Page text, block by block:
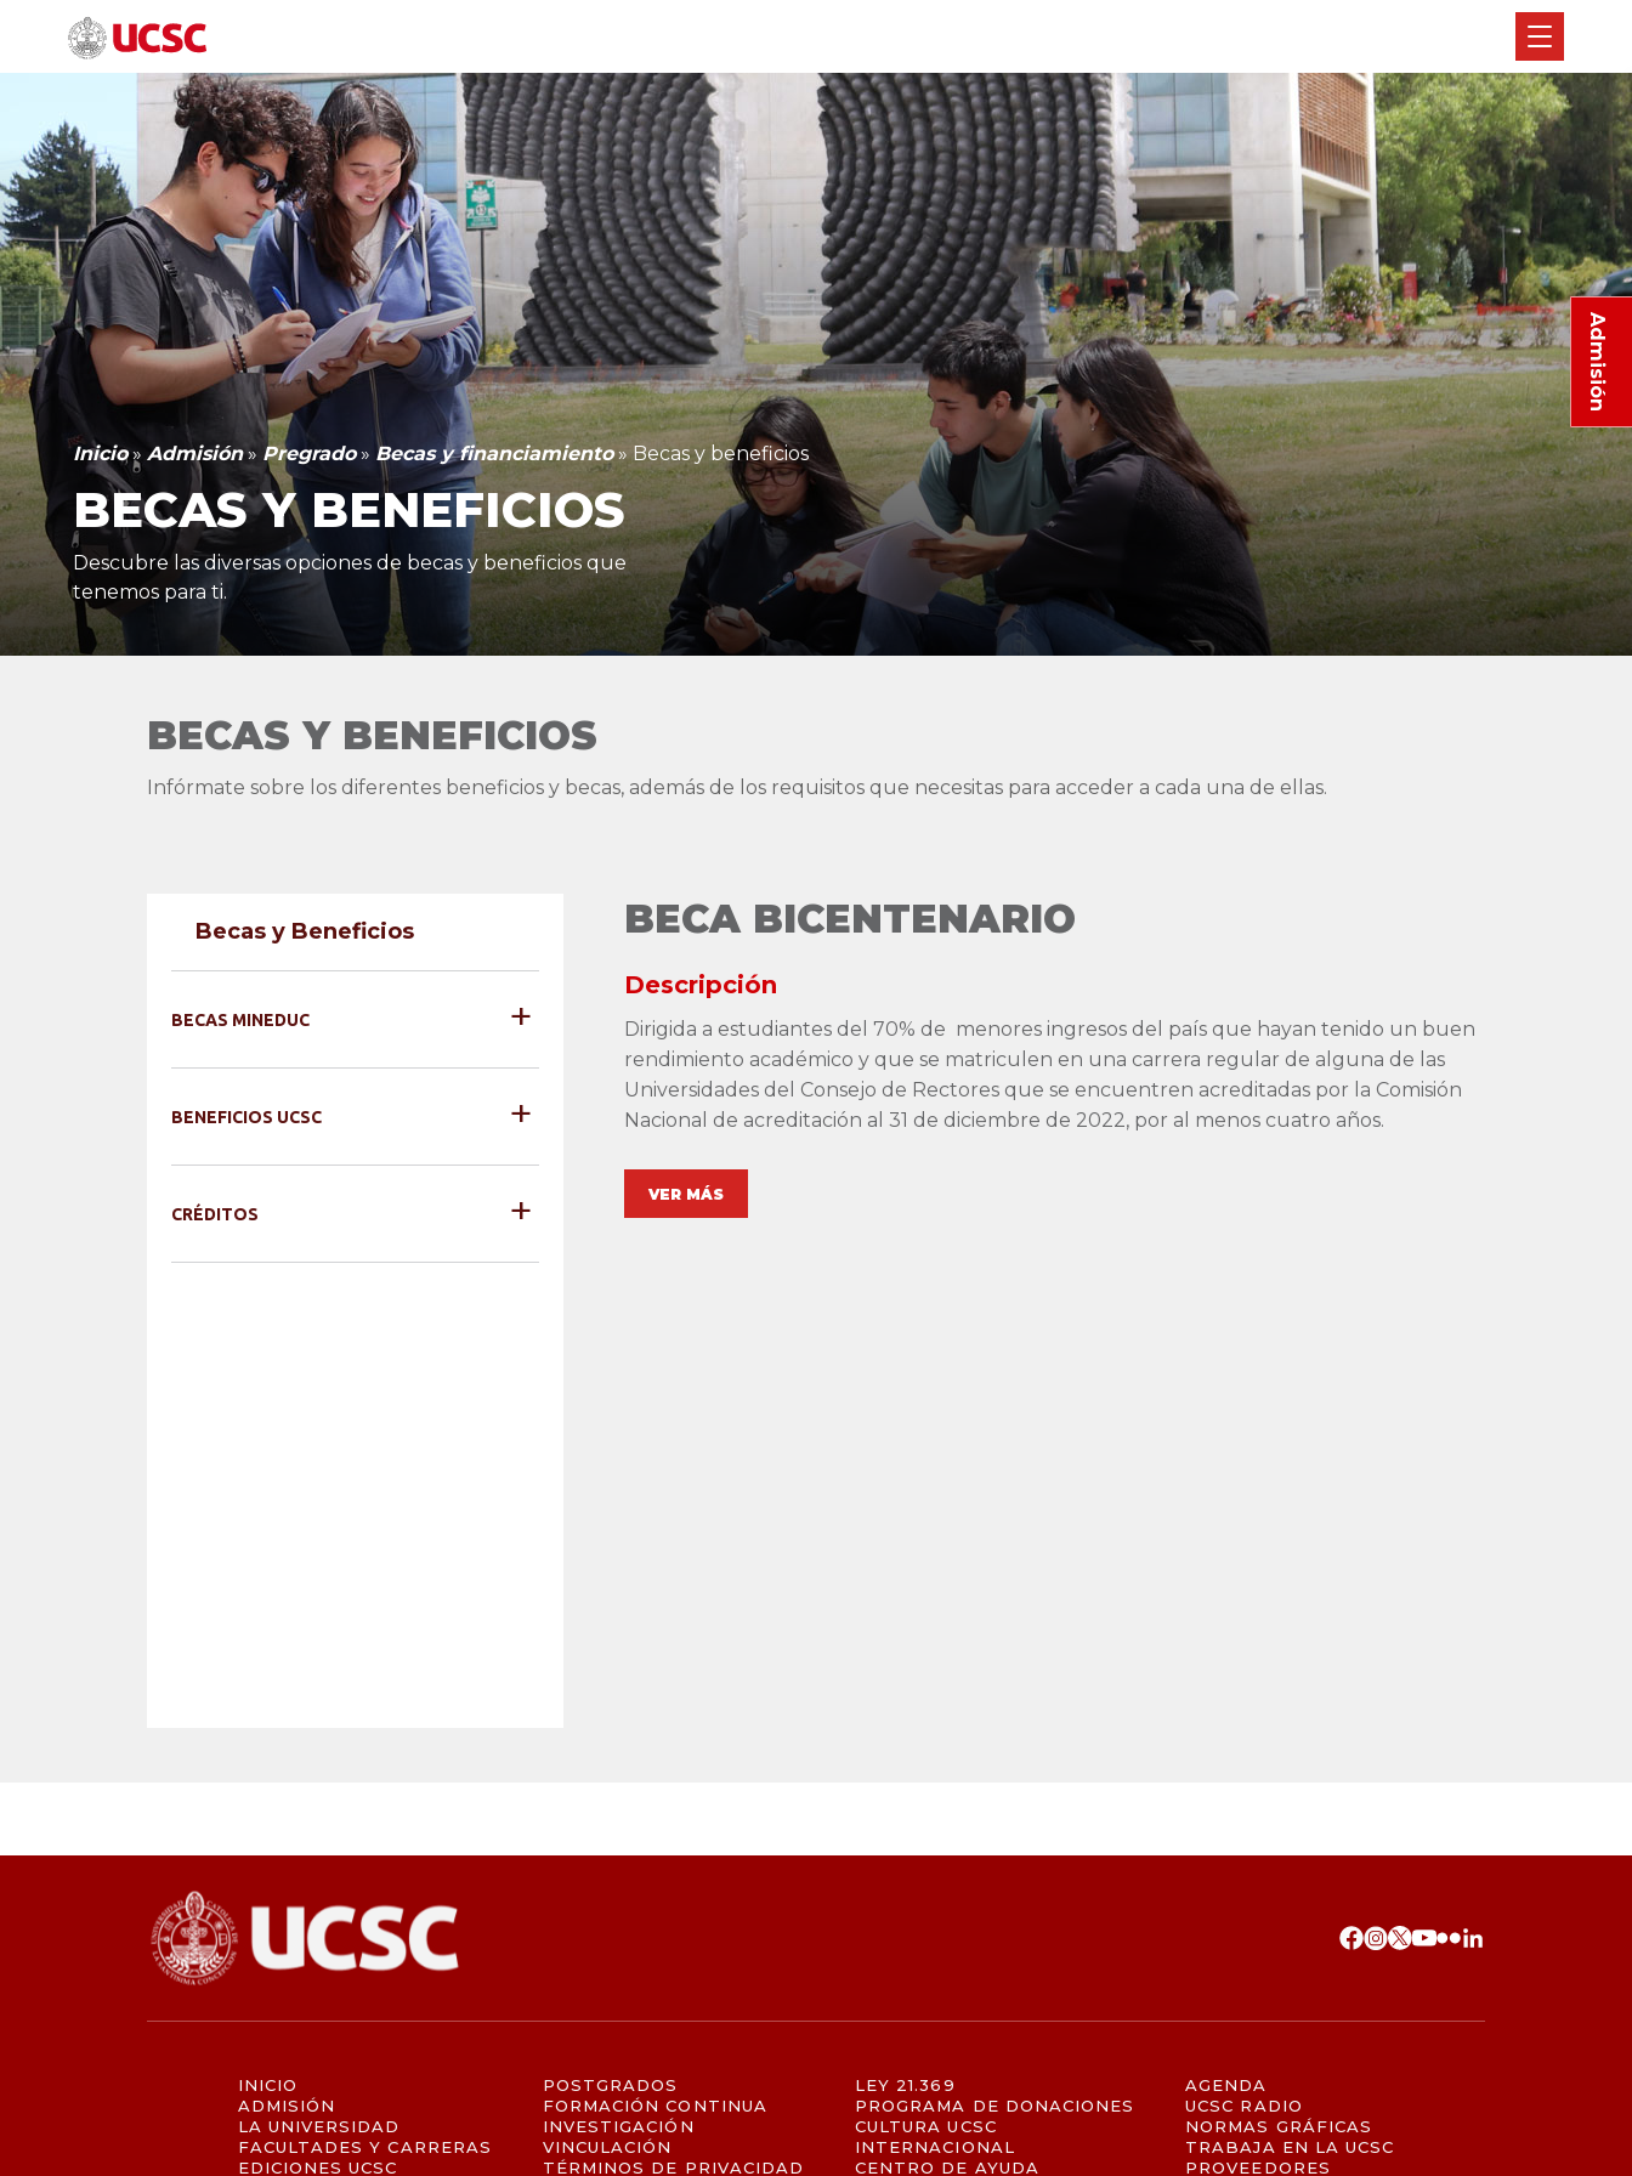
Admisión
Inicio» Admisión» Pregrado» Becas y financiamiento»Becas y beneficios
BECAS Y BENEFICIOS
Descubre las diversas opciones de becas y beneficios que
tenemos para ti.
BECAS Y BENEFICIOS
Infórmate sobre los diferentes beneficios y becas, además de los requisitos que necesitas para acceder a cada una de ellas.
Becas y Beneficios
BECAS MINEDUC +
BENEFICIOS UCSC +
CRÉDITOS +
BECA BICENTENARIO
Descripción
Dirigida a estudiantes del 70% de menores ingresos del país que hayan tenido un buen
rendimiento académico y que se matriculen en una carrera regular de alguna de las
Universidades del Consejo de Rectores que se encuentren acreditadas por la Comisión
Nacional de acreditación al 31 de diciembre de 2022, por al menos cuatro años.
VER MÁS
INICIO
ADMISIÓN
LA UNIVERSIDAD
FACULTADES Y CARRERAS
EDICIONES UCSC
POSTGRADOS
FORMACIÓN CONTINUA
INVESTIGACIÓN
VINCULACIÓN
TÉRMINOS DE PRIVACIDAD
LEY 21.369
PROGRAMA DE DONACIONES
CULTURA UCSC
INTERNACIONAL
CENTRO DE AYUDA
AGENDA
UCSC RADIO
NORMAS GRÁFICAS
TRABAJA EN LA UCSC
PROVEEDORES